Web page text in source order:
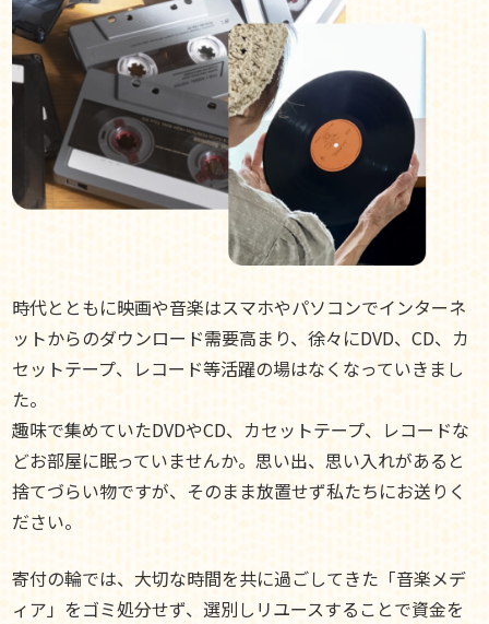
時代とともに映画や音楽はスマホやパソコンでインターネ
ットからのダウンロード需要高まり、徐々にDVD、CD、カ
セットテープ、レコード等活躍の場はなくなっていきまし
た。
趣味で集めていたDVDやCD、カセットテープ、レコードな
どお部屋に眠っていませんか。思い出、思い入れがあると
捨てづらい物ですが、そのまま放置せず私たちにお送りく
ださい。
寄付の輪では、大切な時間を共に過ごしてきた「音楽メデ
ィア」をゴミ処分せず、選別しリユースすることで資金を